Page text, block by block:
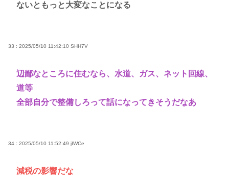
ないともっと大変なことになる
33 : 2025/05/10 11:42:10 SHH7V
辺鄙なところに住むなら、水道、ガス、ネット回線、
道等
全部自分で整備しろって話になってきそうだなあ
34 : 2025/05/10 11:52:49 jIWCe
減税の影響だな